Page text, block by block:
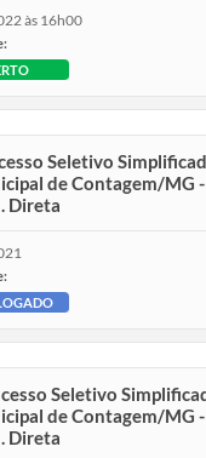
às 16h00
Seletivo
de Contagem/MG
Direta
Seletivo
de Contagem/MG
Direta